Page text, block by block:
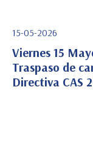
Ver
15-05-2026
Viernes 15
Traspaso de
Directiva CAS